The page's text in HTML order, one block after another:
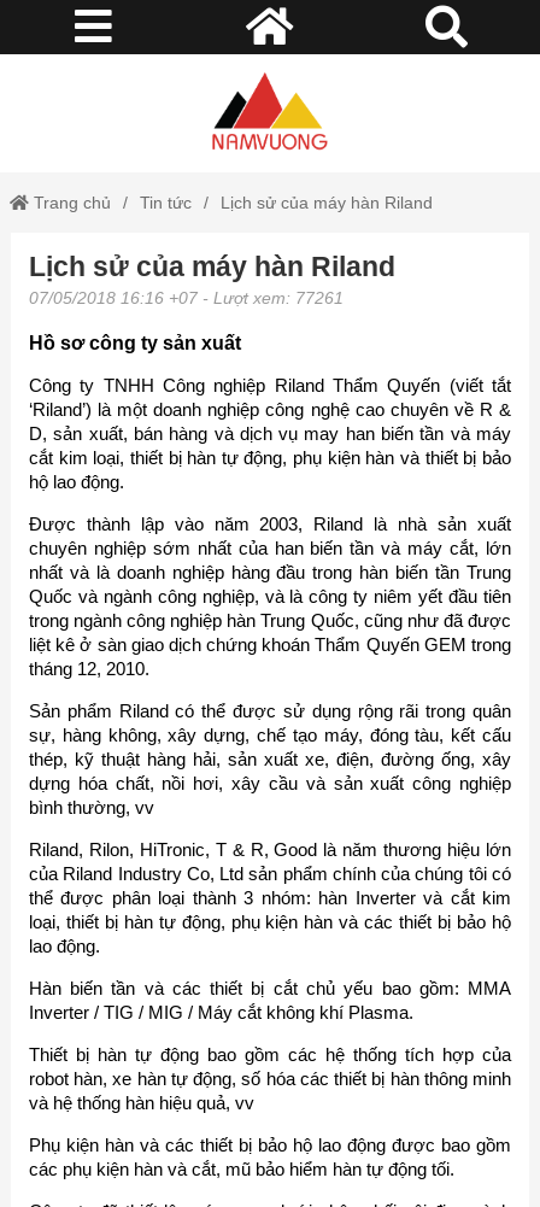
Trang chủ Tin tức Lịch sử của máy hàn Riland
Lịch sử của máy hàn Riland
07/05/2018 16:16 +07 - Lượt xem: 77261
Hồ sơ công ty sản xuất
Công ty TNHH Công nghiệp Riland Thẩm Quyến (viết tắt
‘Riland’) là một doanh nghiệp công nghệ cao chuyên về R &
D, sản xuất, bán hàng và dịch vụ may han biến tần và máy
cắt kim loại, thiết bị hàn tự động, phụ kiện hàn và thiết bị bảo
hộ lao động.
Được thành lập vào năm 2003, Riland là nhà sản xuất
chuyên nghiệp sớm nhất của han biến tần và máy cắt, lớn
nhất và là doanh nghiệp hàng đầu trong hàn biến tần Trung
Quốc và ngành công nghiệp, và là công ty niêm yết đầu tiên
trong ngành công nghiệp hàn Trung Quốc, cũng như đã được
liệt kê ở sàn giao dịch chứng khoán Thẩm Quyến GEM trong
tháng 12, 2010.
Sản phẩm Riland có thể được sử dụng rộng rãi trong quân
sự, hàng không, xây dựng, chế tạo máy, đóng tàu, kết cấu
thép, kỹ thuật hàng hải, sản xuất xe, điện, đường ống, xây
dựng hóa chất, nồi hơi, xây cầu và sản xuất công nghiệp
bình thường, vv
Riland, Rilon, HiTronic, T & R, Good là năm thương hiệu lớn
của Riland Industry Co, Ltd sản phẩm chính của chúng tôi có
thể được phân loại thành 3 nhóm: hàn Inverter và cắt kim
loại, thiết bị hàn tự động, phụ kiện hàn và các thiết bị bảo hộ
lao động.
Hàn biến tần và các thiết bị cắt chủ yếu bao gồm: MMA
Inverter / TIG / MIG / Máy cắt không khí Plasma.
Thiết bị hàn tự động bao gồm các hệ thống tích hợp của
robot hàn, xe hàn tự động, số hóa các thiết bị hàn thông minh
và hệ thống hàn hiệu quả, vv
Phụ kiện hàn và các thiết bị bảo hộ lao động được bao gồm
các phụ kiện hàn và cắt, mũ bảo hiểm hàn tự động tối.